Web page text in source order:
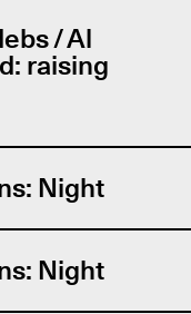
/ Al
raising
Night
Night